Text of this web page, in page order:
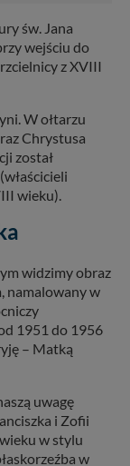
św. Jana
wejściu do
z XVIII
W ołtarzu
Chrystusa
został
wieku).
widzimy obraz
namalowany w
1951 do 1956
– Matką
uwagę
i Zofii
w stylu
w